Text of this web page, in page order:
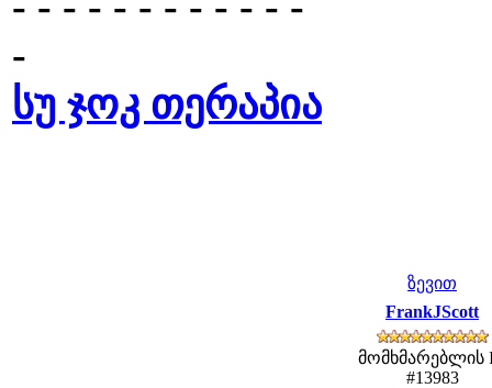
-
სუ ჯოკ თერაპია
ზევით
FrankJScott
მომხმარებლის
#13983